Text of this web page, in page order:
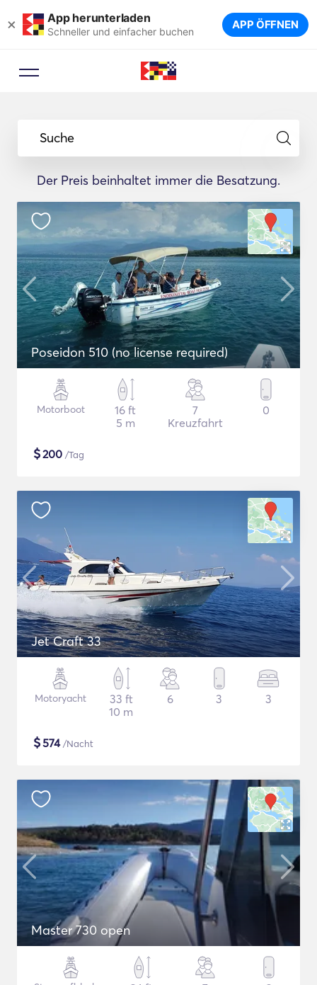
× App herunterladen
Schneller und einfacher buchen APP ÖFFNEN
Suche
Der Preis beinhaltet immer die Besatzung.
Poseidon 510 (no license required)
Motorboot
16 ft
5 m
7
Kreuzfahrt
0
$200 /Tag
Jet Craft 33
Motoryacht
33 ft
10 m
6 3 3
$574/Nacht
Master 730 open